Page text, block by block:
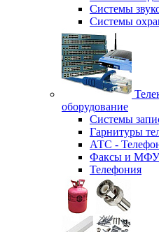
Системы
Системы
оборудование
Системы
Гарнитуры
АТС -
Факсы и МФУ
Телефония